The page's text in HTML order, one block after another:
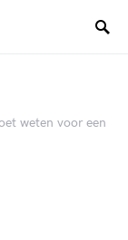
weten voor een